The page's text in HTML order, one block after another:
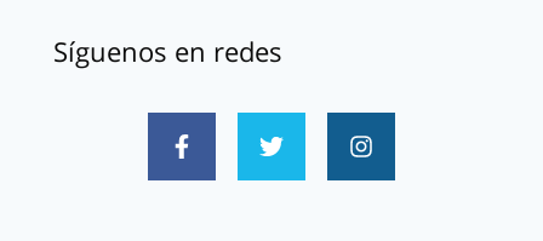
Síguenos en redes